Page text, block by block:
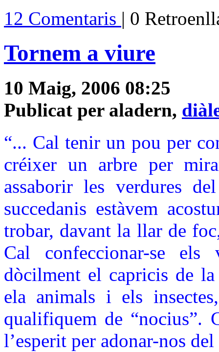
12 Comentaris | 0
Tornem a viure
10 Maig, 2006 08:25
Publicat per aladern,
“... Cal tenir un pou per
créixer un arbre per
assaborir les verdures
succedanis estàvem
trobar, davant la llar de
Cal confeccionar-se
dòcilment el capricis de
ela animals i els
qualifiquem de “nocius”.
l’esperit per adonar-nos